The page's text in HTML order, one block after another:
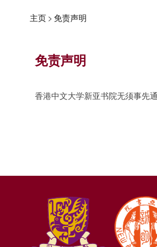
主页> 免责声明
免责声明
香港中文大学新亚书院无须事先